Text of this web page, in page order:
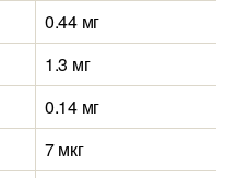
0.44 мг
1.3 мг
0.14 мг
7 мкг